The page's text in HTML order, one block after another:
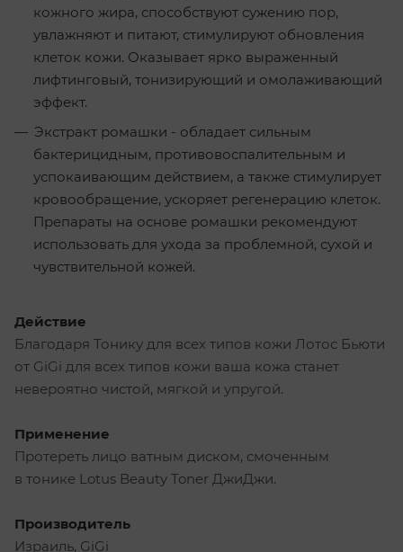
кожного жира, способствуют сужению пор,
увлажняют и питают, стимулируют обновления
клеток кожи. Оказывает ярко выраженный
лифтинговый, тонизирующий и омолаживающий
эффект.
Экстракт ромашки - обладает сильным
бактерицидным, противовоспалительным и
успокаивающим действием, а также стимулирует
кровообращение, ускоряет регенерацию клеток.
Препараты на основе ромашки рекомендуют
использовать для ухода за проблемной, сухой и
чувствительной кожей.
Действие
Благодаря Тонику для всех типов кожи Лотос Бьюти
от GiGi для всех типов кожи ваша кожа станет
невероятно чистой, мягкой и упругой.
Применение
Протереть лицо ватным диском, смоченным
в тонике Lotus Beauty Toner ДжиДжи.
Производитель
Израиль, GiGi